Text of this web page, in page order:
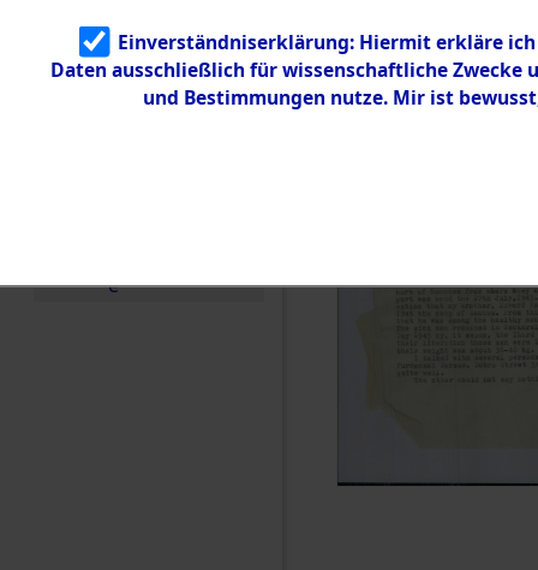
Identifizierun
g
5.3.3
Todesmärsch
e
Einverständniserklärung: Hiermit erkläre
Daten ausschließlich für wissenschaftliche
und Bestimmungen nutze. Mir ist